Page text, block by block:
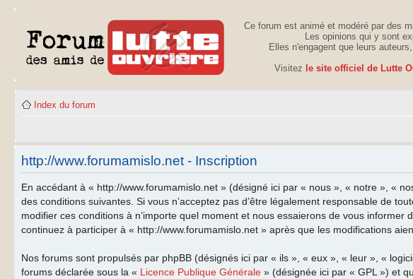
Ce forum est animé et modéré par des
Les opinions qui y sont
Elles n'engagent que leurs
Visitez le site officiel de Lutte
Index du forum
http://www.forumamislo.net - Inscription
En accédant à « http://www.forumamislo.net » (désigné ici par « nous », « notre », «
des conditions suivantes. Si vous n’acceptez pas d’être légalement responsable de
modifier ces conditions à n’importe quel moment et nous essaierons de vous
continuez à participer à « http://www.forumamislo.net » après que les modifications
Nos forums sont propulsés par phpBB (désignés ici par « ils », « eux », « leur », «
forums déclarée sous la « Licence Publique Générale » (désignée ici par « GPL ») et